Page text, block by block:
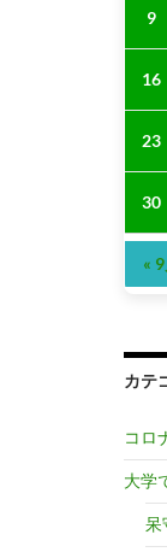
9
16
23
30
«
カテ
コロ
大学
呆